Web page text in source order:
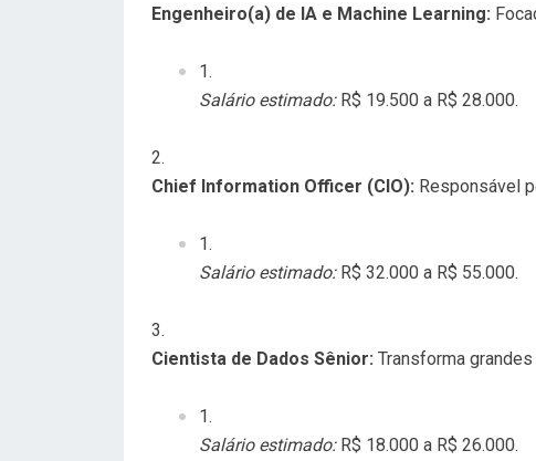
Engenheiro(a) de IA e Machine Learning:
Salário estimado:R$ 19.500 a R$ 28.000.
Chief Information Officer (CIO): Responsável
Salário estimado:R$ 32.000 a R$ 55.000.
Cientista de Dados Sênior: Transforma
Salário estimado:R$ 18.000 a R$ 26.000.